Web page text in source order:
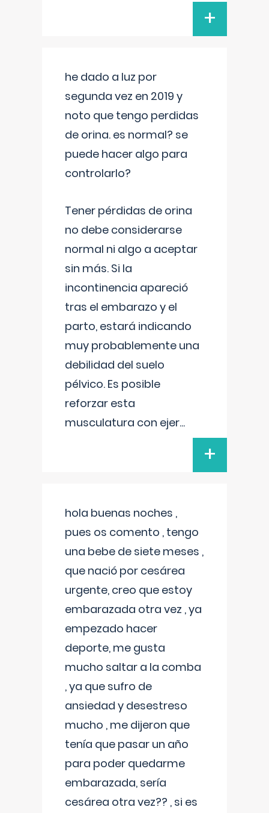
+
he dado a luz por
segunda vez en 2019 y
noto que tengo perdidas
de orina. es normal? se
puede hacer algo para
controlarlo?
Tener pérdidas de orina
no debe considerarse
normal ni algo a aceptar
sin más. Si la
incontinencia apareció
tras el embarazo y el
parto, estará indicando
muy probablemente una
debilidad del suelo
pélvico. Es posible
reforzar esta
musculatura con ejer...
+
hola buenas noches ,
pues os comento , tengo
una bebe de siete meses ,
que nació por cesárea
urgente, creo que estoy
embarazada otra vez , ya
empezado hacer
deporte, me gusta
mucho saltar a la comba
, ya que sufro de
ansiedad y desestreso
mucho , me dijeron que
tenía que pasar un año
para poder quedarme
embarazada, sería
cesárea otra vez?? , si es